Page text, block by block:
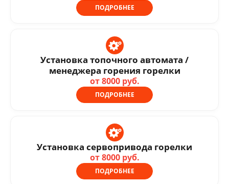
ПОДРОБНЕЕ
Установка топочного автомата /
менеджера горения горелки
от 8000 руб.
ПОДРОБНЕЕ
Установка сервопривода горелки
от 8000 руб.
ПОДРОБНЕЕ